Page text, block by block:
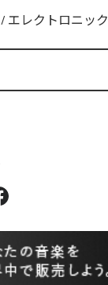
/ エレクトロニック